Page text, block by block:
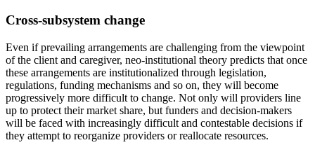
Cross-subsystem change
Even if prevailing arrangements are challenging from the viewpoint
of the client and caregiver, neo-institutional theory predicts that once
these arrangements are institutionalized through legislation,
regulations, funding mechanisms and so on, they will become
progressively more difficult to change. Not only will providers line
up to protect their market share, but funders and decision-makers
will be faced with increasingly difficult and contestable decisions if
they attempt to reorganize providers or reallocate resources.